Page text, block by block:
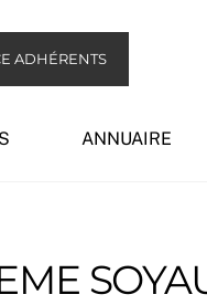
ADHÉRENTS
ANNUAIRE